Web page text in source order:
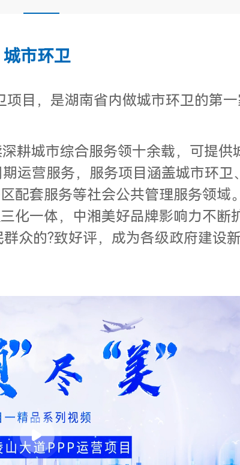
城市环卫
目，是湖南省内做城市环卫的第
耕城市综合服务领十余载，可提供
运营服务，服务项目涵盖城市环卫
配套服务等社会公共管理服务领域
化一体，中湘美好品牌影响力不断
众的?致好评，成为各级政府建设